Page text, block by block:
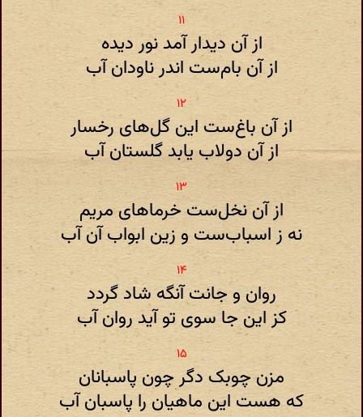
از آن دیدار آمد نور دیده
از آن بام‌ست اندر ناودان آب
از آن باغ‌ست این گل‌های رخسار
از آن دولاب یابد گلستان آب
از آن نخل‌ست خرماهای مریم
نه ز اسباب‌ست و زین ابواب آن آب
روان و جانت آنگه شاد گردد
کز این جا سوی تو آید روان آب
مزن چوبک دگر چون پاسبانان
که هست این ماهیان را پاسبان آب